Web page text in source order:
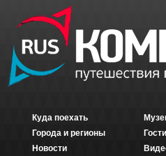
Куда поехать
Города и регионы
Новости